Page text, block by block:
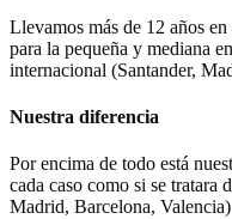
Llevamos más de 12 años
para la pequeña y mediana
internacional (Santander,
Nuestra diferencia
Por encima de todo está
cada caso como si se tratara
Madrid, Barcelona, Valencia)